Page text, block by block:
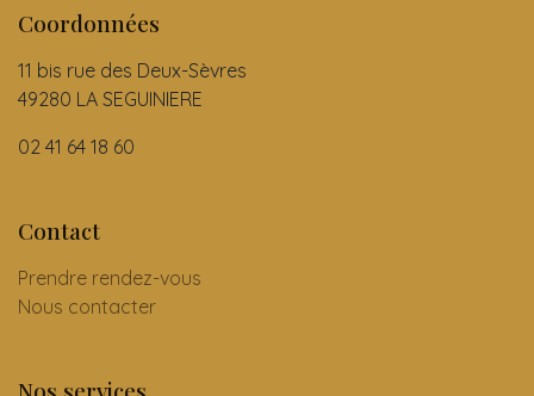
Coordonnées
11 bis rue des Deux-Sèvres
49280 LA SEGUINIERE
02 41 64 18 60
Contact
Prendre rendez-vous
Nous contacter